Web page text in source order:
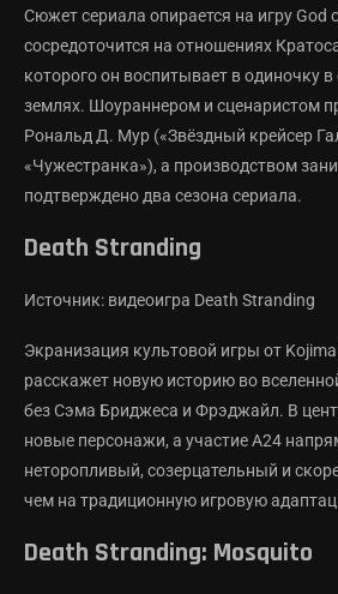
Сюжет сериала опирается на игру God
сосредоточится на отношениях
которого он воспитывает в одиночку
землях. Шоураннером и сценаристом
Рональд Д. Мур («Звёздный крейсер
«Чужестранка»), а производством
подтверждено два сезона сериала.
Death Stranding
Источник: видеоигра Death Stranding
Экранизация культовой игры от
расскажет новую историю во
без Сэма Бриджеса и Фрэджайл. В
новые персонажи, а участие A24
неторопливый, созерцательный и
чем на традиционную игровую
Death Stranding: Mosquito